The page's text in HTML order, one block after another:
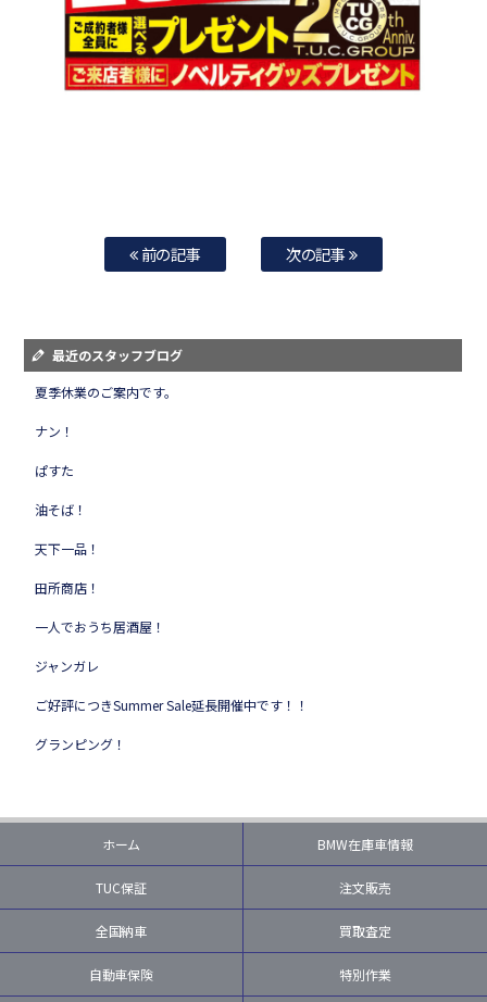
前の記事 次の記事
最近のスタッフブログ
夏季休業のご案内です。
ナン！
ぱすた
油そば！
天下一品！
田所商店！
一人でおうち居酒屋！
ジャンガレ
ご好評につきSummer Sale延長開催中です！！
グランピング！
ホーム BMW在庫車情報
TUC保証 注文販売
全国納車 買取査定
自動車保険 特別作業